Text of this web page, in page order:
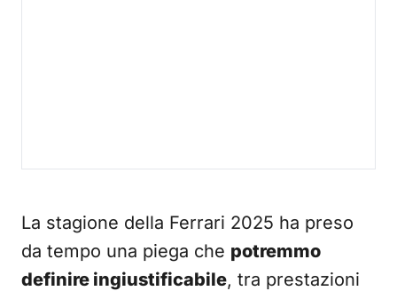
La stagione della Ferrari 2025 ha preso
da tempo una piega che potremmo
definire ingiustificabile, tra prestazioni